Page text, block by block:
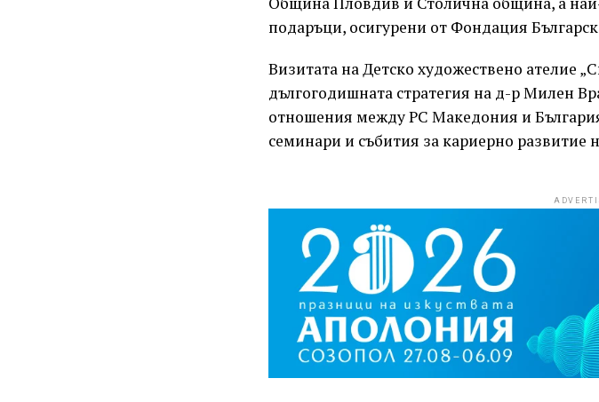
подаръци, осигурени от Фондация
Визитата на Детско художествено ателие
дългогодишната стратегия на д-р Милен
отношения между РС Македония и
семинари и събития за кариерно развитие